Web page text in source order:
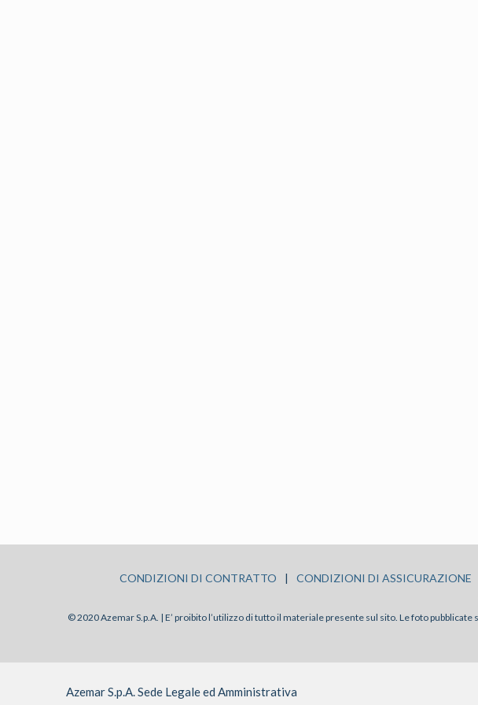
CONDIZIONI DI CONTRATTO | CONDIZIONI DI ASSICURAZIONE
© 2020 Azemar S.p.A. | E’ proibito l’utilizzo di tutto il materiale presente sul sito. Le foto
Azemar S.p.A. Sede Legale ed Amministrativa